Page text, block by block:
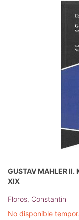
GUSTAV MAHLER II.
XIX
Floros, Constantin
No disponible